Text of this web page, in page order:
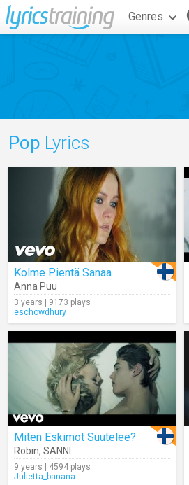
Genres
Pop Lyrics
Kolme Pientä Sanaa
Anna Puu
3 years | 9173 plays
eschowdhury
Miten Eskimot Suutelee?
Robin, SANNI
9 years | 4594 plays
Julietta_banana